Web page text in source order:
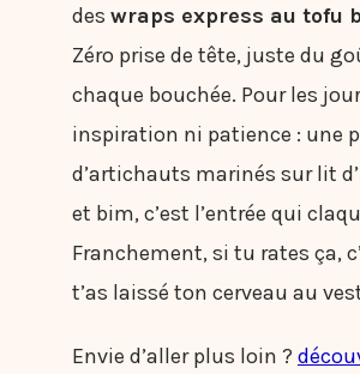
des wraps express au tofu
Zéro prise de tête, juste du
chaque bouchée. Pour les
inspiration ni patience : une
d’artichauts marinés sur lit
et bim, c’est l’entrée qui
Franchement, si tu rates ça,
t’as laissé ton cerveau au
Envie d’aller plus loin ?